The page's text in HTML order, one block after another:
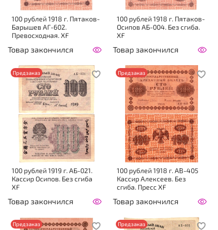
100 рублей 1918 г. Пятаков-
Барышев АГ-602.
Превосходная. XF
Товар закончился
100 рублей 1918 г. Пятаков-
Осипов АБ-004. Без сгиба.
XF
Товар закончился
Предзаказ
100 рублей 1919 г. АБ-021.
Кассир Осипов. Без сгиба
XF
Товар закончился
Предзаказ
100 рублей 1918 г. АВ-405
Кассир Алексеев. Без
сгиба. Пресс XF
Товар закончился
Предзаказ Предзаказ